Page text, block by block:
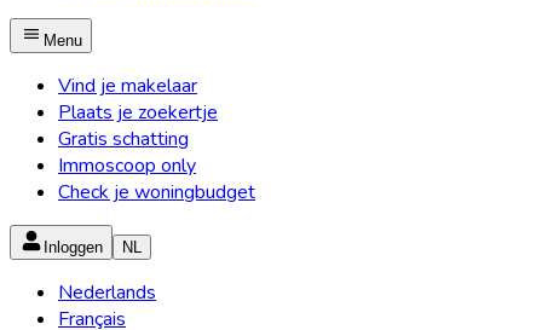
Menu
Vind je makelaar
Plaats je zoekertje
Gratis schatting
Immoscoop only
Check je woningbudget
Inloggen NL
Nederlands
Français